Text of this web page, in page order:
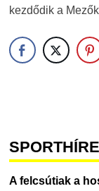
kezdődik a
A felcsútiak a